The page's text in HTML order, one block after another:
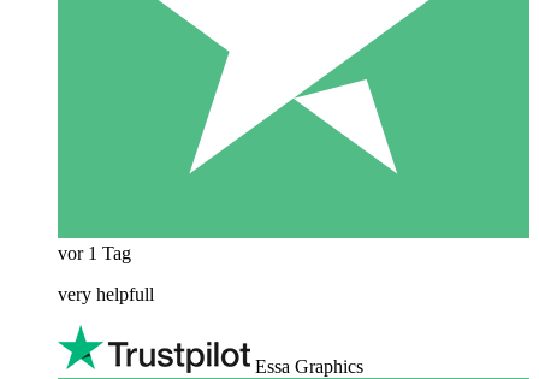
vor 1 Tag
very helpfull
Essa Graphics